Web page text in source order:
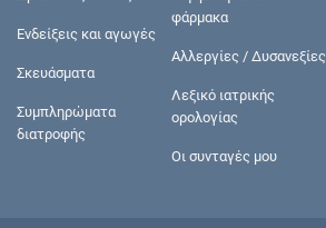
Ενδείξεις και αγωγές
Σκευάσματα
Συμπληρώματα
διατροφής
φάρμακα
Αλλεργίες / Δυσανεξίες
Λεξικό ιατρικής
ορολογίας
Οι συνταγές μου